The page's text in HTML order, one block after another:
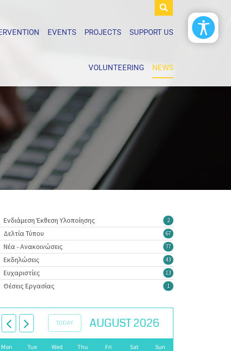
EVENTS PROJECTS SUPPORT US
VOLUNTEERING NEWS
2
Ενδιάμεση Έκθεση Υλοποίησης
67
Δελτία Τύπου
77
Νέα - Ανακοινώσεις
43
Εκδηλώσεις
13
Ευχαριστίες
1
Θέσεις Εργασίας
TODAY AUGUST 2026
Mon Tue Wed Thu Fri Sat Sun